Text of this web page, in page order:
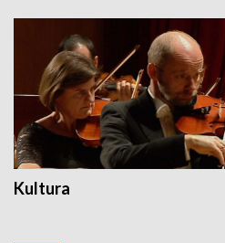
Kultura